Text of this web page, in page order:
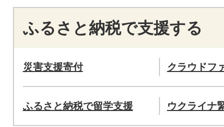
ふるさと納税で支援する
災害支援寄付 クラウドフ
ふるさと納税で留学支援 ウクライナ